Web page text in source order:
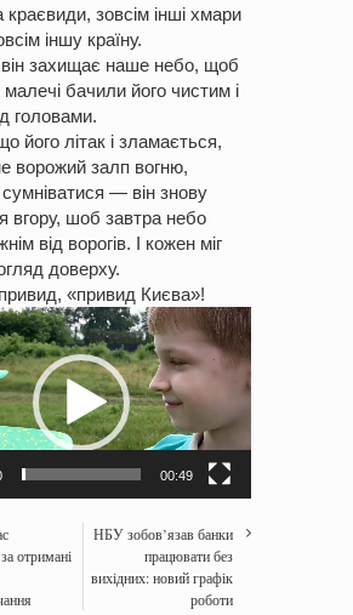
краєвиди, зовсім інші хмари
іншу країну.
захищає наше небо, щоб
бачили його чистим і
головами.
його літак і зламається,
ворожий залп вогню,
— він знову
вгору, шоб завтра небо
від ворогів. І кожен міг
доверху.
«привид Києва»!
00:49
отримані
НБУ зобов’язав банки
працювати без
вихідних: новий графік
роботи